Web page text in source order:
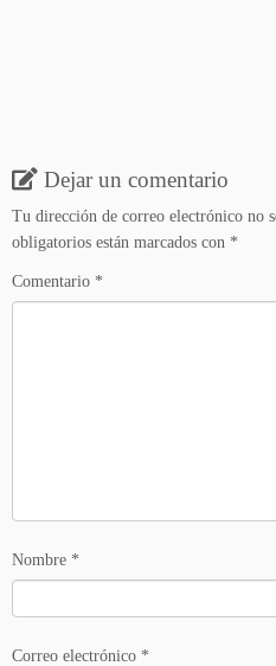
Dejar un comentario
Tu dirección de correo electrónico no
obligatorios están marcados con *
Comentario *
Nombre *
Correo electrónico *